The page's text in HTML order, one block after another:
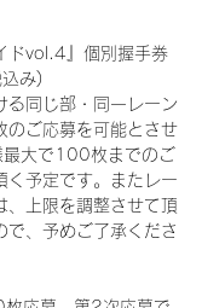
ドvol.4』個別握手券
み)
同じ部・同一レーン
のご応募を可能とさせ
大で100枚までのご
く予定です。またレー
、上限を調整させて頂
で、予めご了承くださ